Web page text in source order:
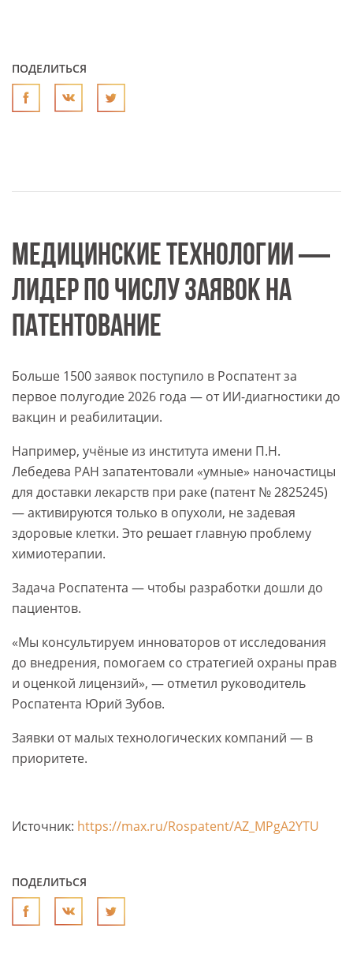
ПОДЕЛИТЬСЯ
МЕДИЦИНСКИЕ ТЕХНОЛОГИИ —
ЛИДЕР ПО ЧИСЛУ ЗАЯВОК НА
ПАТЕНТОВАНИЕ
Больше 1500 заявок поступило в Роспатент за
первое полугодие 2026 года — от ИИ-диагностики до
вакцин и реабилитации.
Например, учёные из института имени П.Н.
Лебедева РАН запатентовали «умные» наночастицы
для доставки лекарств при раке (патент № 2825245)
— активируются только в опухоли, не задевая
здоровые клетки. Это решает главную проблему
химиотерапии.
Задача Роспатента — чтобы разработки дошли до
пациентов.
«Мы консультируем инноваторов от исследования
до внедрения, помогаем со стратегией охраны прав
и оценкой лицензий», — отметил руководитель
Роспатента Юрий Зубов.
Заявки от малых технологических компаний — в
приоритете.
Источник: https://max.ru/Rospatent/AZ_MPgA2YTU
ПОДЕЛИТЬСЯ